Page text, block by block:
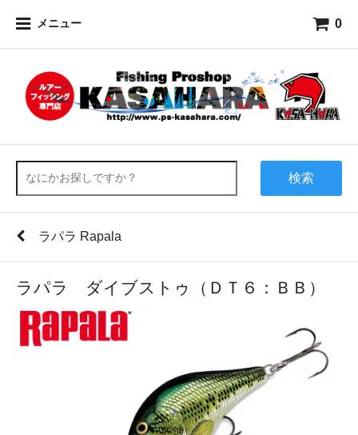
メニュー 0
検索
ラパラ Rapala
ラパラ ダイブストゥ（ＤＴ６：ＢＢ）